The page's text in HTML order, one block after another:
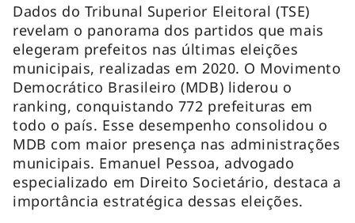
Dados do Tribunal Superior Eleitoral (TSE)
revelam o panorama dos partidos que mais
elegeram prefeitos nas últimas eleições
municipais, realizadas em 2020. O Movimento
Democrático Brasileiro (MDB) liderou o
ranking, conquistando 772 prefeituras em
todo o país. Esse desempenho consolidou o
MDB com maior presença nas administrações
municipais. Emanuel Pessoa, advogado
especializado em Direito Societário, destaca a
importância estratégica dessas eleições.